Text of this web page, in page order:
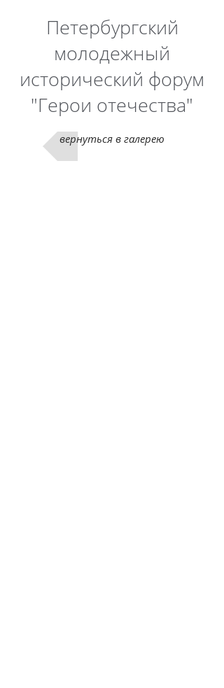
Петербургский
молодежный
исторический форум
"Герои отечества"
вернуться в галерею